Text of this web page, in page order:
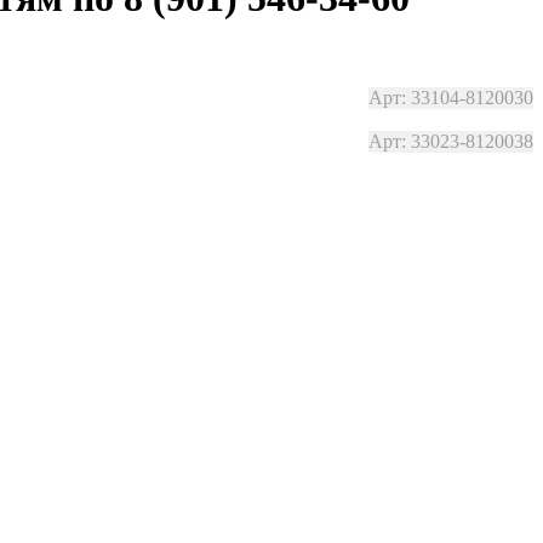
Арт: 33104-8120030
Арт: 33023-8120038